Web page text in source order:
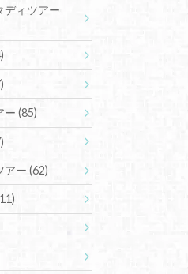
ディツアー
ー(85)
アー(62)